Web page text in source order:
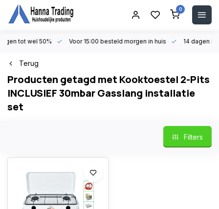
0
tot wel 50% Voor 15:00 besteld morgen in huis 14 dagen
Terug
Producten getagd met Kooktoestel 2-Pits
INCLUSIEF 30mbar Gasslang installatie
set
Filters